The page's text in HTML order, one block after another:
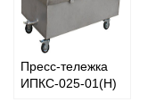
Пресс-тележка
ИПКС-025-01(Н)